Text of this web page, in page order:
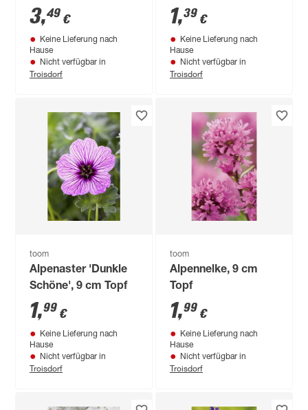
3,49 €
Keine Lieferung nach
Hause
Nicht verfügbar in
Troisdorf
cm Topf
1,39 €
Keine Lieferung nach
Hause
Nicht verfügbar in
Troisdorf
toom
Alpenaster 'Dunkle
Schöne', 9 cm Topf
1,99 €
Keine Lieferung nach
Hause
Nicht verfügbar in
Troisdorf
toom
Alpennelke, 9 cm
Topf
1,99 €
Keine Lieferung nach
Hause
Nicht verfügbar in
Troisdorf